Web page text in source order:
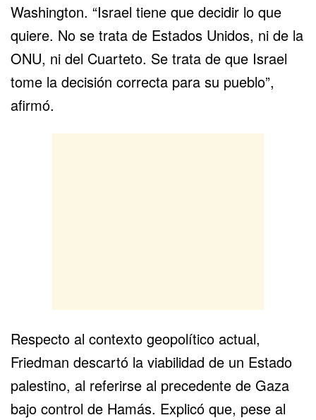
Washington. “Israel tiene que decidir lo que
quiere. No se trata de Estados Unidos, ni de la
ONU, ni del Cuarteto. Se trata de que Israel
tome la decisión correcta para su pueblo”,
afirmó.
Respecto al contexto geopolítico actual,
Friedman descartó la viabilidad de un Estado
palestino, al referirse al precedente de Gaza
bajo control de Hamás. Explicó que, pese al